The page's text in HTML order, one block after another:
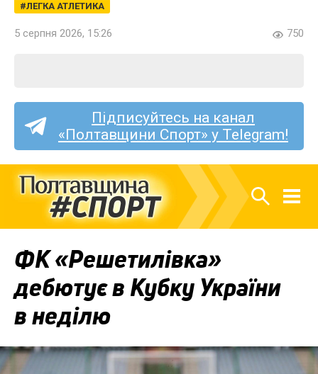
ЛЕГКА АТЛЕТИКА
5 серпня 2026, 15:26 750
Підписуйтесь на канал
«Полтавщини Спорт» у Telegram!
ФК «Решетилівка»
дебютує в Кубку України
в неділю